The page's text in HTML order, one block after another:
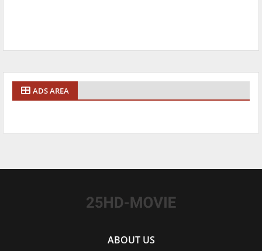
ADS AREA
ABOUT US